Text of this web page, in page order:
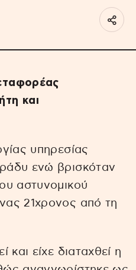
και
υπηρεσίας
ενώ βρισκόταν
αστυνομικού
21χρονος από τη
και είχε διαταχθεί η